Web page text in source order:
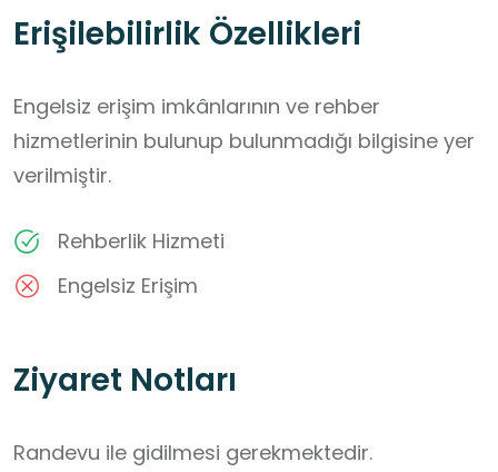
Erişilebilirlik Özellikleri
Engelsiz erişim imkânlarının ve rehber
hizmetlerinin bulunup bulunmadığı bilgisine yer
verilmiştir.
Rehberlik Hizmeti
Engelsiz Erişim
Ziyaret Notları
Randevu ile gidilmesi gerekmektedir.